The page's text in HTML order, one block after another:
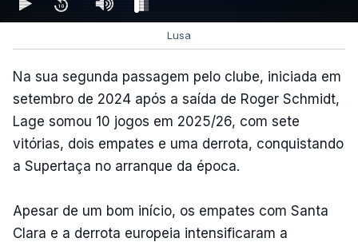
Lusa
Na sua segunda passagem pelo clube, iniciada em
setembro de 2024 após a saída de Roger Schmidt,
Lage somou 10 jogos em 2025/26, com sete
vitórias, dois empates e uma derrota, conquistando
a Supertaça no arranque da época.
Apesar de um bom início, os empates com Santa
Clara e a derrota europeia intensificaram a